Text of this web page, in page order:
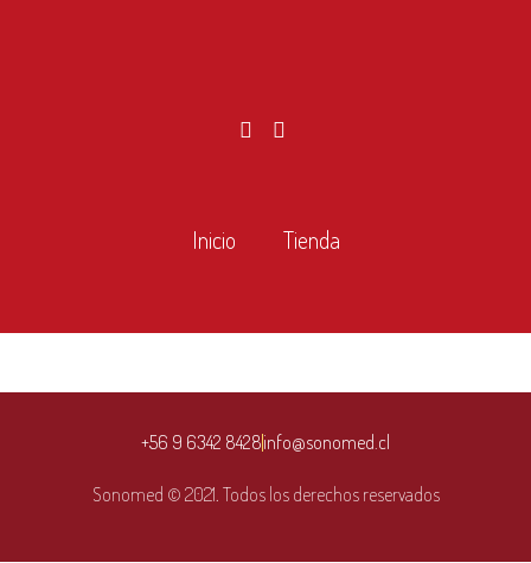
Inicio Tienda
Sonomed © 2021. Todos los derechos reservados
+56 9 6342 8428info@sonomed.cl